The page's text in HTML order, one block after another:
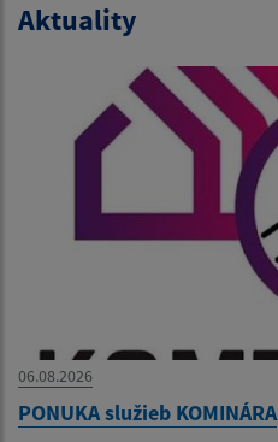
Aktuality
06.08.2026
PONUKA služieb KOMINÁRA